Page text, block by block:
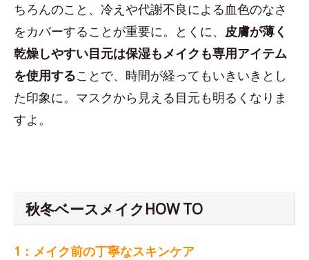
ちろんのこと、冷えや代謝不良による血色のなさ
をカバーすることが重要に。とくに、 皮膚が薄く
乾燥しやすい目元は保湿もメイクも専用アイテム
を使用することで、時間が経ってもいきいきとし
た印象に。マスクから見える目元も明るくなりま
すよ。
秋冬ベースメイクHOW TO
1：メイク前の丁寧なスキンケア